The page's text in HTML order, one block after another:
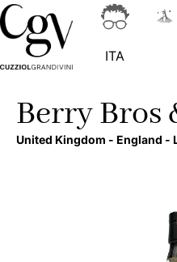
ITA
Berry Bros
United Kingdom - England -